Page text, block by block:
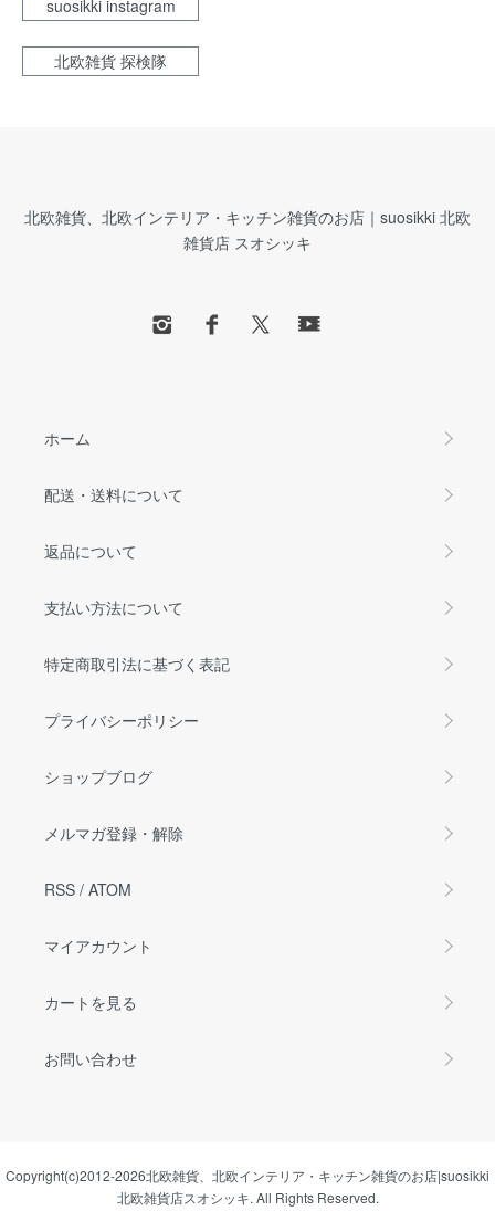
suosikki instagram
北欧雑貨 探検隊
北欧雑貨、北欧インテリア・キッチン雑貨のお店｜suosikki 北欧
雑貨店 スオシッキ
ホーム
配送・送料について
返品について
支払い方法について
特定商取引法に基づく表記
プライバシーポリシー
ショップブログ
メルマガ登録・解除
RSS / ATOM
マイアカウント
カートを見る
お問い合わせ
Copyright(c)2012-2026北欧雑貨、北欧インテリア・キッチン雑貨のお店|suosikki
北欧雑貨店スオシッキ. All Rights Reserved.